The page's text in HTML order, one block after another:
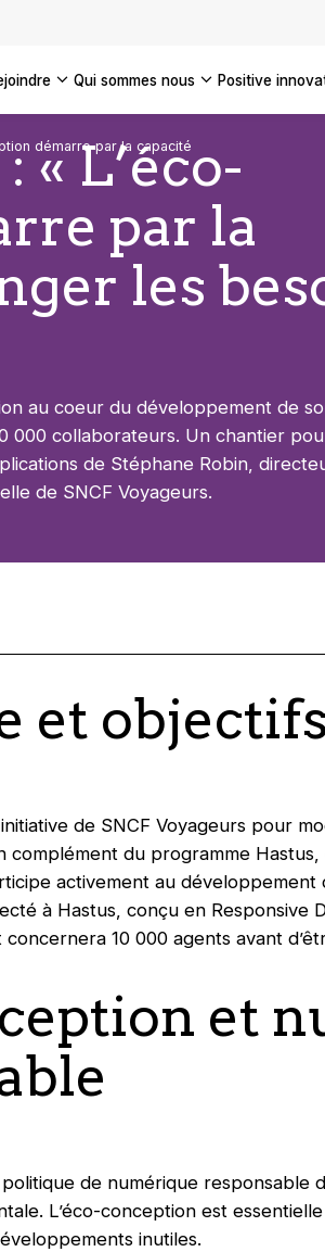
INSIGHTS
CAS CLIENTSqui sommes nous positive
démarre par la capacité
« L’éco-
par la
les
au coeur du développement de
000 collaborateurs. Un chantier
de Stéphane Robin,
de SNCF Voyageurs.
et objectifs
de SNCF Voyageurs pour
complément du programme
activement au
à Hastus, conçu en Responsive
10 000 agents avant
et
de numérique responsable
L’éco-conception est
inutiles.